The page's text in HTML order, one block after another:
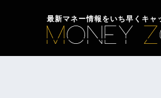
最新マネー情報をいち早くキャ